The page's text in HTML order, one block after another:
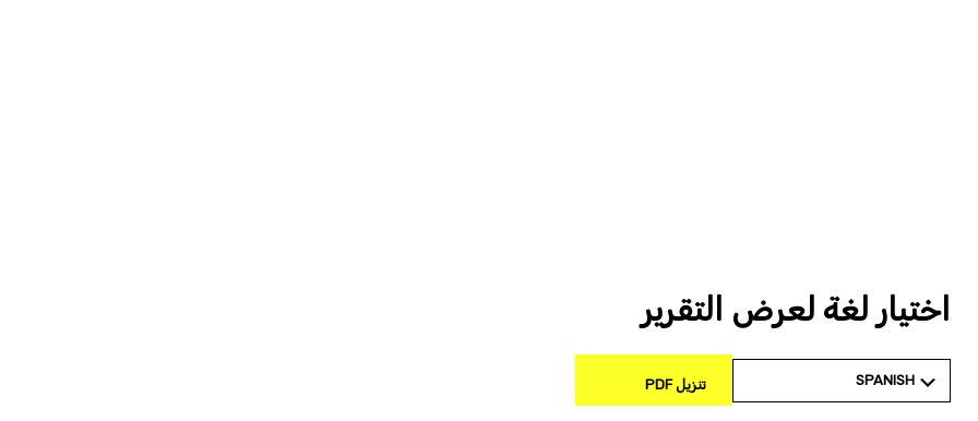
اختيار لغة لعرض التقرير
SPANISH تنزيل PDF